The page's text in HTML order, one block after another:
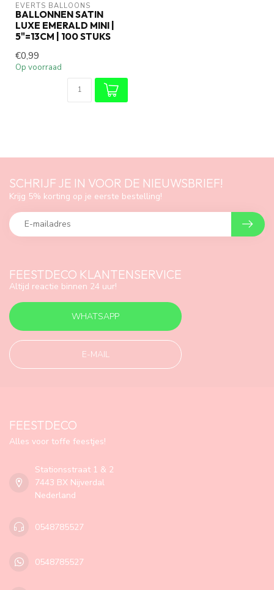
EVERTS BALLOONS
BALLONNEN SATIN
LUXE EMERALD MINI |
5"=13CM | 100 STUKS
€0,99
Op voorraad
FEESTDECO KLANTENSERVICE
Altijd reactie binnen 24 uur!
WHATSAPP
E-MAIL
SCHRIJF JE IN VOOR DE NIEUWSBRIEF!
Krijg 5% korting op je eerste bestelling!
FEESTDECO
Alles voor toffe feestjes!
Stationsstraat 1 & 2
7443 BX Nijverdal
Nederland
0548785527
0548785527